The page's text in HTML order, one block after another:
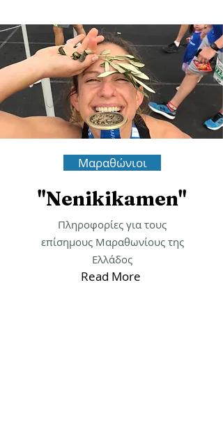
Read More
Μαραθώνιοι
"Nenikikamen"
Πληροφορίες για τους
επίσημους Μαραθωνίους της